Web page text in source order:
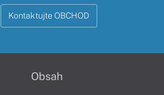
Kontaktujte OBCHOD
Obsah